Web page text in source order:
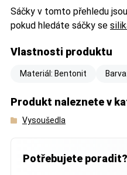
Sáčky v tomto přehledu
pokud hledáte sáčky se
Vlastnosti produktu
Materiál: Bentonit
Produkt naleznete v
Vysoušedla
Potřebujete poradit?